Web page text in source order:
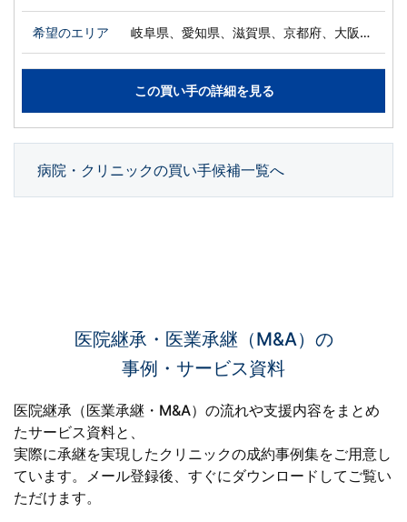
希望のエリア
岐阜県、愛知県、滋賀県、京都府、大阪
府、兵庫県、奈良県、和歌山県、岡山県、
徳島県、香川県
この買い手の詳細を見る
病院・クリニックの買い手候補一覧へ
医院継承・医業承継（M&A）の
事例・サービス資料
医院継承（医業承継・M&A）の流れや支援内容をまとめ
たサービス資料と、
実際に承継を実現したクリニックの成約事例集をご用意し
ています。 メール登録後、すぐにダウンロードしてご覧い
ただけます。